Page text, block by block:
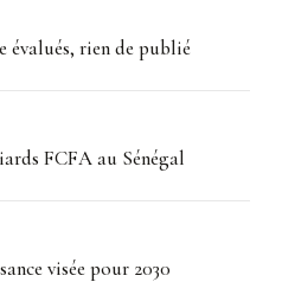
évalués, rien de publié
FCFA au Sénégal
visée pour 2030